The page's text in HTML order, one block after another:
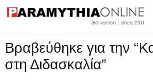
Ροή
Βραβεύθηκε για την
στη Διδασκαλία”